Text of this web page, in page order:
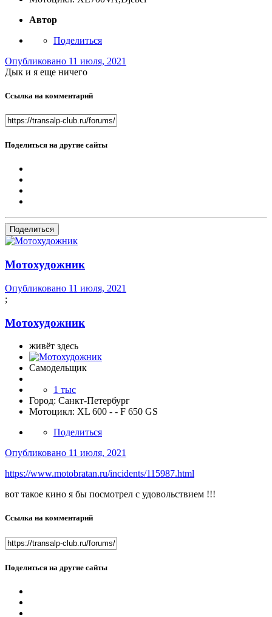
Автор
Поделиться
Опубликовано 11 июля, 2021
Дык и я еще ничего
Ссылка на комментарий
Поделиться на другие сайты
Поделиться
Мотохудожник
Опубликовано 11 июля, 2021
;
Мотохудожник
живёт здесь
Самодельщик
1 тыс
Город: Санкт-Петербург
Мотоцикл: XL 600 - - F 650 GS
Поделиться
Опубликовано 11 июля, 2021
https://www.motobratan.ru/incidents/115987.html
вот такое кино я бы посмотрел с удовольствием !!!
Ссылка на комментарий
Поделиться на другие сайты